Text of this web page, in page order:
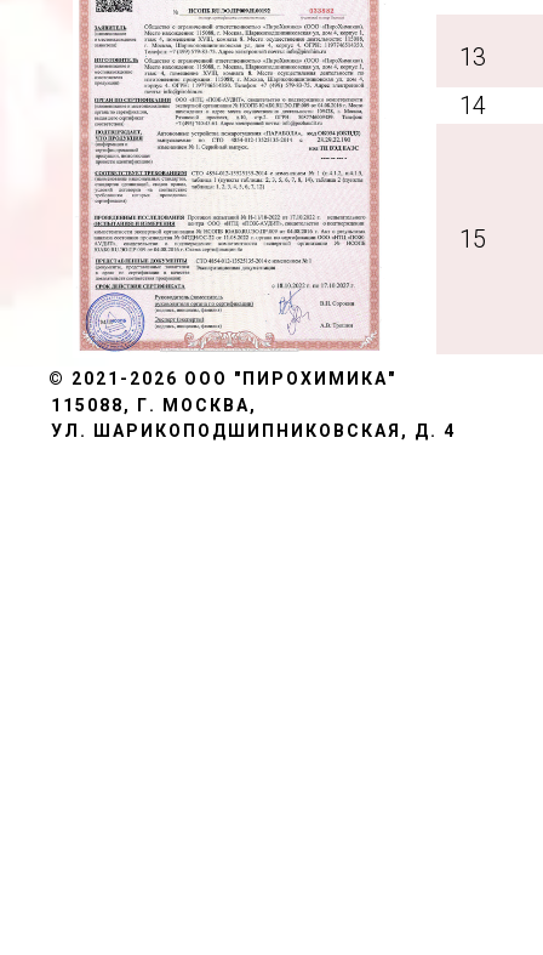
13
14
15
© 2021-2026 ООО "ПИРОХИМИКА"
115088, Г. МОСКВА,
УЛ. ШАРИКОПОДШИПНИКОВСКАЯ, Д. 4